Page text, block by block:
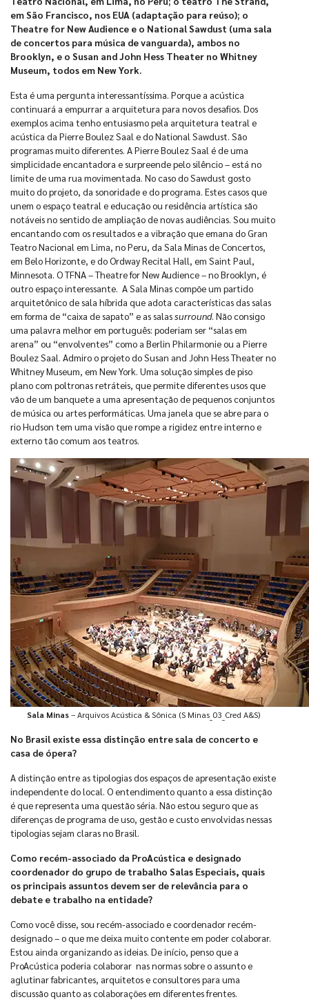
em São Francisco, nos EUA (adaptação para reúso); o
Theatre for New Audience e o National Sawdust (uma sala
de concertos para música de vanguarda), ambos no
Brooklyn, e o Susan and John Hess Theater no Whitney
Museum, todos em New York.
Esta é uma pergunta interessantíssima. Porque a acústica
continuará a empurrar a arquitetura para novos desafios. Dos
exemplos acima tenho entusiasmo pela arquitetura teatral e
acústica da Pierre Boulez Saal e do National Sawdust. São
programas muito diferentes. A Pierre Boulez Saal é de uma
simplicidade encantadora e surpreende pelo silêncio – está no
limite de uma rua movimentada. No caso do Sawdust gosto
muito do projeto, da sonoridade e do programa. Estes casos que
unem o espaço teatral e educação ou residência artística são
notáveis no sentido de ampliação de novas audiências. Sou muito
encantando com os resultados e a vibração que emana do Gran
Teatro Nacional em Lima, no Peru, da Sala Minas de Concertos,
em Belo Horizonte, e do Ordway Recital Hall, em Saint Paul,
Minnesota. O TFNA – Theatre for New Audience – no Brooklyn, é
outro espaço interessante. A Sala Minas compõe um partido
arquitetônico de sala híbrida que adota características das salas
em forma de “caixa de sapato” e as salassurround. Não consigo
uma palavra melhor em português: poderiam ser “salas em
arena” ou “envolventes” como a Berlin Philarmonie ou a Pierre
Boulez Saal. Admiro o projeto do Susan and John Hess Theater no
Whitney Museum, em New York. Uma solução simples de piso
plano com poltronas retráteis, que permite diferentes usos que
vão de um banquete a uma apresentação de pequenos conjuntos
de música ou artes performáticas. Uma janela que se abre para o
rio Hudson tem uma visão que rompe a rigidez entre interno e
externo tão comum aos teatros.
Sala Minas– Arquivos Acústica & Sônica (S Minas_03_Cred A&S)
No Brasil existe essa distinção entre sala de concerto e
casa de ópera?
A distinção entre as tipologias dos espaços de apresentação existe
independente do local. O entendimento quanto a essa distinção
é que representa uma questão séria. Não estou seguro que as
diferenças de programa de uso, gestão e custo envolvidas nessas
tipologias sejam claras no Brasil.
Como recém-associado da ProAcústica e designado
coordenador do grupo de trabalho Salas Especiais, quais
os principais assuntos devem ser de relevância para o
debate e trabalho na entidade?
Como você disse, sou recém-associado e coordenador recém-
designado – o que me deixa muito contente em poder colaborar.
Estou ainda organizando as ideias. De início, penso que a
ProAcústica poderia colaborar nas normas sobre o assunto e
aglutinar fabricantes, arquitetos e consultores para uma
discussão quanto as colaborações em diferentes frentes.